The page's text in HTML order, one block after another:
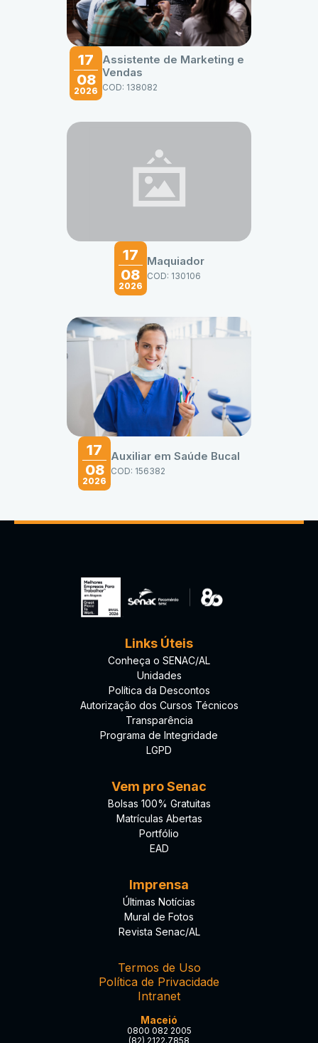
17
08
2026
Assistente de Marketing e
Vendas
COD: 138082
17
08
2026
Maquiador
COD: 130106
17
08
2026
Auxiliar em Saúde Bucal
COD: 156382
Links Úteis
Conheça o SENAC/AL
Unidades
Política da Descontos
Autorização dos Cursos Técnicos
Transparência
Programa de Integridade
LGPD
Vem pro Senac
Bolsas 100% Gratuitas
Matrículas Abertas
Portfólio
EAD
Imprensa
Últimas Notícias
Mural de Fotos
Revista Senac/AL
Termos de Uso
Política de Privacidade
Intranet
Maceió
0800 082 2005